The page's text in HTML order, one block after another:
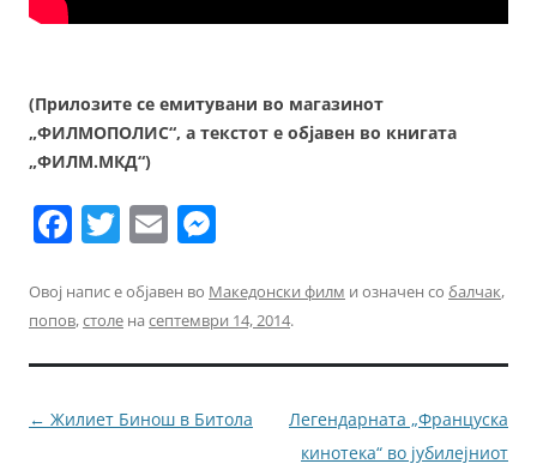
(Прилозите се емитувани во магазинот
„ФИЛМОПОЛИС“, а текстот е објавен во книгата
„ФИЛМ.МКД“)
F
c
e
b
o
T
itt
er
E
ai
l
ss
e
n
g
Овој напис е објавен во Македонски филм и означен со балчак,
попов,столе на септември 14, 2014.
Навигација
← Жилиет Бинош в Битола
Легендарната „Француска
кинотека“ во јубилејниот